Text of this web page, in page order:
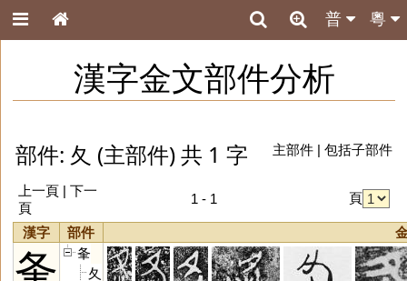
粵
普
漢字金文部件分析
部件: 夂 (主部件) 共 1 字 主部件| 包括子部件
上一頁 | 下一
頁
1 - 1 頁
漢字 部件
夆
夆
夂